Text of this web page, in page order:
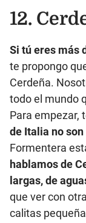
12.
Si tú eres más
te propongo
Cerdeña.
todo el mundo
Para empezar,
de Italia no
Formentera
hablamos de
largas, de
que ver con
calitas